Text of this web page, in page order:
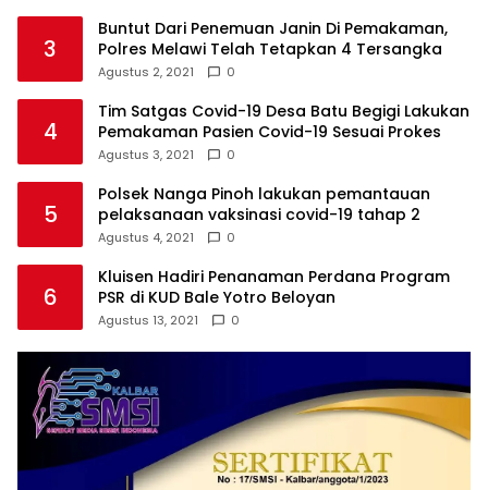
3
Buntut Dari Penemuan Janin Di Pemakaman,
Polres Melawi Telah Tetapkan 4 Tersangka
Agustus 2, 2021 0
4
Tim Satgas Covid-19 Desa Batu Begigi Lakukan
Pemakaman Pasien Covid-19 Sesuai Prokes
Agustus 3, 2021 0
5
Polsek Nanga Pinoh lakukan pemantauan
pelaksanaan vaksinasi covid-19 tahap 2
Agustus 4, 2021 0
6
Kluisen Hadiri Penanaman Perdana Program
PSR di KUD Bale Yotro Beloyan
Agustus 13, 2021 0